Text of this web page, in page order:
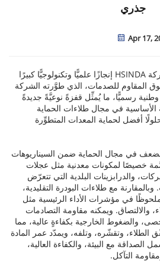
جذري
Apr 17,
في الآونة الأخيرة، حققت شركة HSINDA إنجازًا علميًّا وتكنولوجيًّا كبيرًا
المقاوم للصدمات، الذي طوَّرته الشركة
رسميًّا، ما يُمثِّل قفزةً نوعيَّةً جديدةً
الأساسية في مجال طلاءات الحماية
حلولًا أفضل لحماية المعدات المتطوِّرة
في مجال الحماية ضمن السيناريوهات
خصيصًا لمكونات معدنية مثل عجلات
والدرابزينات البلدية التي تتعرّض
مع طلاءات البودرة التقليدية،
في مؤشرات الأداء الرئيسية مثل
والالتصاق. ويمكنه مقاومة التصادمات
والضغوط الخارجية بكفاءةٍ عالية، مما
وتقشّره، وتلفه، ويمدّد عمر المادة
الصداقة مع البيئة، والكفاءة العالية،
التآكل.